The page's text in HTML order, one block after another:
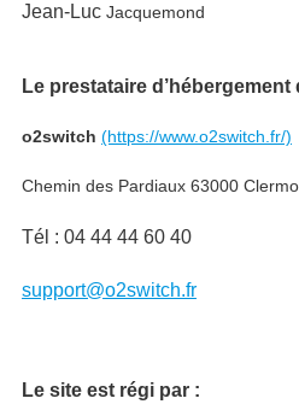
Jean-Luc Jacquemond
Le prestataire d’hébergement
o2switch (https://www.o2switch.fr/)
Chemin des Pardiaux 63000
Tél : 04 44 44 60 40
support@o2switch.fr
Le site est régi par :